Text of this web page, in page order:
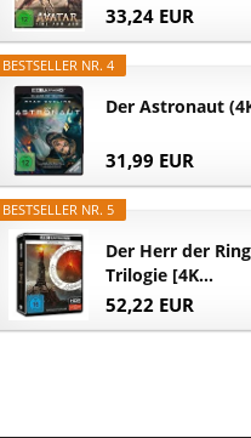
33,24 EUR
BESTSELLER NR. 4
Der Astronaut
31,99 EUR
BESTSELLER NR. 5
Der Herr der
Trilogie [4K...
52,22 EUR